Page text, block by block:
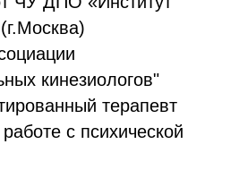
кинезиологов"
терапевт
с психической